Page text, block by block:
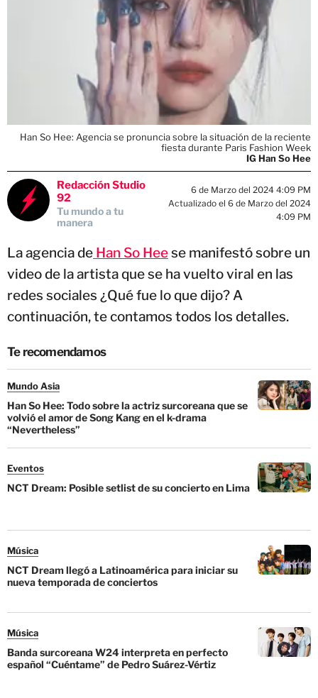
Han So Hee: Agencia se pronuncia sobre la situación de la reciente
fiesta durante Paris Fashion Week
IG Han So Hee
Redacción Studio
92
Tu mundo a tu
manera
6 de Marzo del 2024 4:09 PM
Actualizado el 6 de Marzo del 2024
4:09 PM
La agencia de Han So Heese manifestó sobre un
video de la artista que se ha vuelto viral en las
redes sociales ¿Qué fue lo que dijo? A
continuación, te contamos todos los detalles.
Te recomendamos
Mundo Asia
Han So Hee: Todo sobre la actriz surcoreana que se
volvió el amor de Song Kang en el k-drama
“Nevertheless”
Eventos
NCT Dream: Posible setlist de su concierto en Lima
Música
NCT Dream llegó a Latinoamérica para iniciar su
nueva temporada de conciertos
Música
Banda surcoreana W24 interpreta en perfecto
español “Cuéntame” de Pedro Suárez-Vértiz